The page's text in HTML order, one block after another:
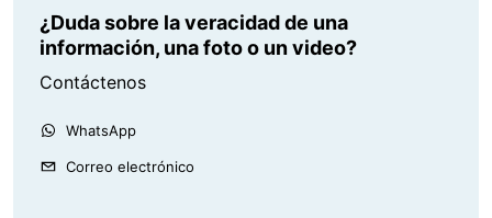
¿Duda sobre la veracidad de una
información, una foto o un video?
Contáctenos
WhatsApp
Correo electrónico